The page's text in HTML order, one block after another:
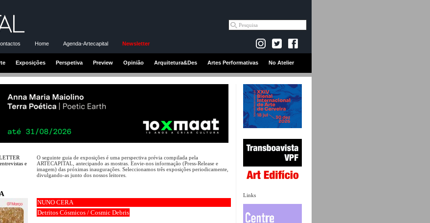
Home Agenda-Artecapital Newsletter
Exposições Perspetiva Preview Opinião Arquitetura&Des Artes Performativas No Atelier
Links
e
O seguinte guia de exposições é uma perspectiva prévia compilada pela
ARTECAPITAL, antecipando as mostras. Envie-nos informação (Press-Release e
imagem) das próximas inaugurações. Seleccionamos três exposições periodicamente,
divulgando-as junto dos nossos leitores.
NUNO CERA
Detritos Cósmicos / Cosmic Debris